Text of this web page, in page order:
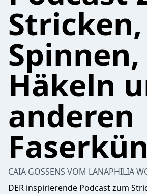
Stricken,
Spinnen,
Häkeln
anderen
CAIA GOSSENS VOM LANAPHILIA
DER inspirierende Podcast zum